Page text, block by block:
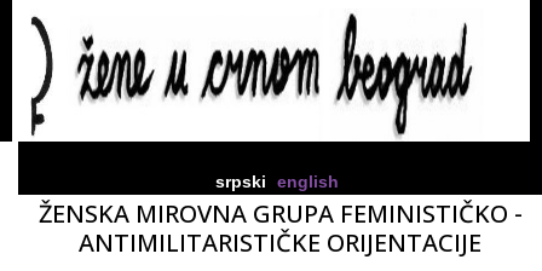
srpski english
ŽENSKA MIROVNA GRUPA FEMINISTIČKO -
ANTIMILITARISTIČKE ORIJENTACIJE